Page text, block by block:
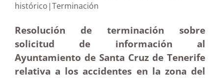
histórico|Terminación
Resolución de terminación sobre
solicitud de información al
Ayuntamiento de Santa Cruz de Tenerife
relativa a los accidentes en la zona del